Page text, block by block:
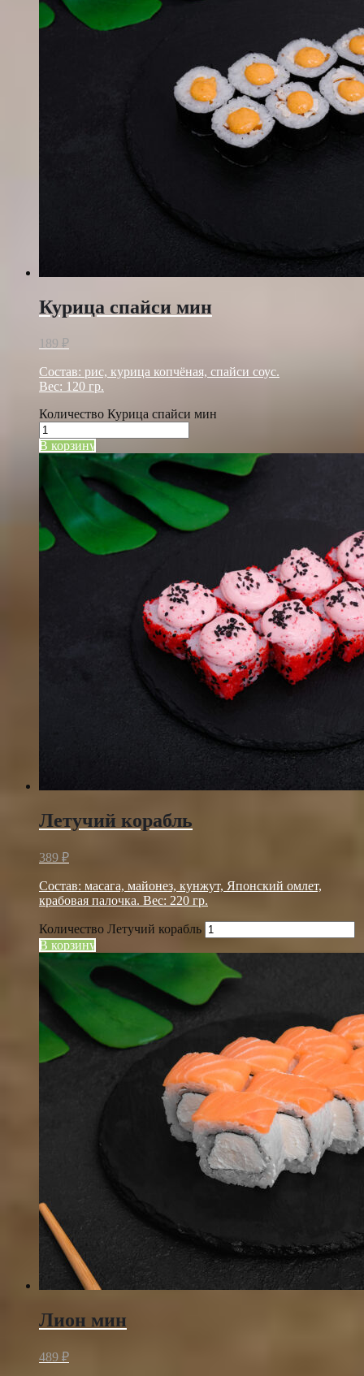
Курица спайси мин
189 ₽
Состав: рис, курица копчёная, спайси соус.
Вес: 120 гр.
Количество Курица спайси мин
В корзину
Летучий корабль
389 ₽
Состав: масага, майонез, кунжут, Японский омлет,
крабовая палочка. Вес: 220 гр.
Количество Летучий корабль
В корзину
Лион мин
489 ₽